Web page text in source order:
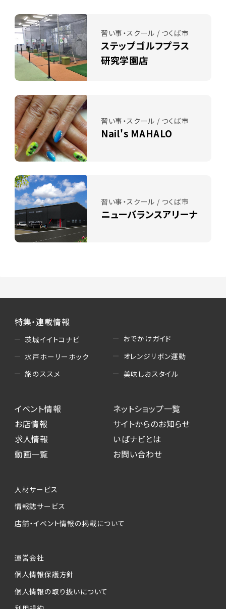
習い事・スクール / つくば市
ステップゴルフプラス
研究学園店
習い事・スクール / つくば市
Nail's MAHALO
習い事・スクール / つくば市
ニューバランスアリーナ
特集・連載情報
茨城イイトコナビ
水戸ホーリーホック
旅のススメ
おでかけガイド
オレンジリボン運動
美味しおスタイル
イベント情報
お店情報
求人情報
動画一覧
ネットショップ一覧
サイトからのお知らせ
いばナビとは
お問い合わせ
人材サービス
情報誌サービス
店舗・イベント情報の掲載について
運営会社
個人情報保護方針
個人情報の取り扱いについて